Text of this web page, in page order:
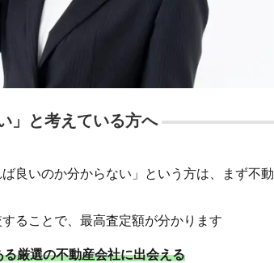
」と考えている方へ
良いのか分からない」という方は、まず不動
ることで、最高査定額が分かります
る厳選の不動産会社に出会える